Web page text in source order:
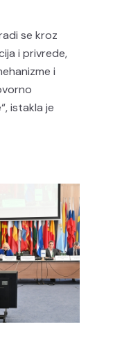
se kroz
i privrede,
i
istakla je